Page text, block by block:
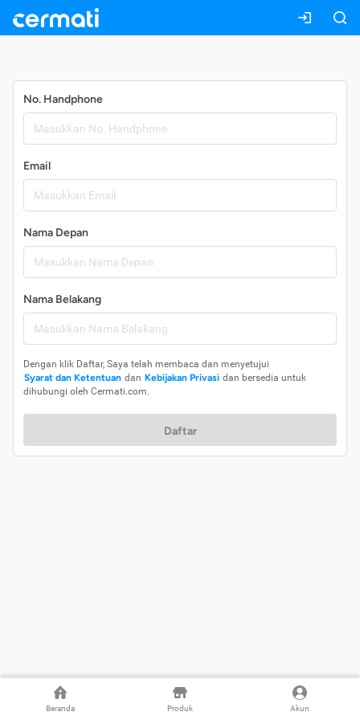
Beranda Produk Akun
No. Handphone
Email
Nama Depan
Nama Belakang
Dengan klik Daftar, Saya telah membaca dan menyetujui
Syarat dan Ketentuan dan Kebijakan Privasi dan bersedia untuk
dihubungi oleh Cermati.com.
Daftar